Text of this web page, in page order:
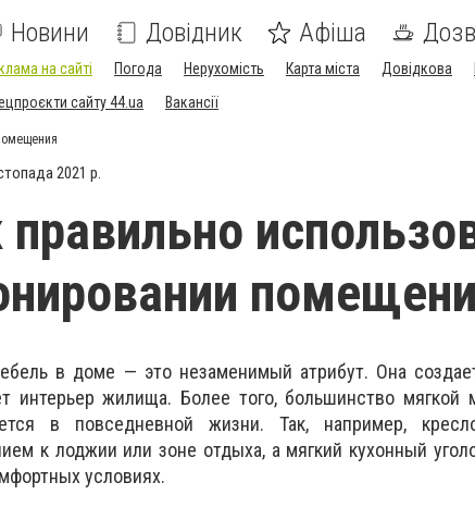
Новини Довідник Афіша
на сайті Погода Нерухомість Карта міста Довідкова
сайту 44.ua
Вакансії
2021 р.
правильно
в доме — это незаменимый атрибут. Она
интерьер жилища. Более того, большинство мягкой
в повседневной жизни. Так, например,
к лоджии или зоне отдыха, а мягкий кухонный
условиях.